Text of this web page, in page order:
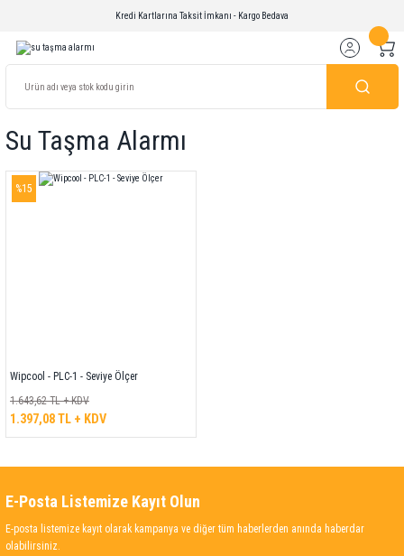
Kredi Kartlarına Taksit İmkanı - Kargo Bedava
Su Taşma Alarmı
%15
Wipcool - PLC-1 - Seviye Ölçer
1.643,62 TL + KDV
1.397,08 TL + KDV
E-Posta Listemize Kayıt Olun
E-posta listemize kayıt olarak kampanya ve diğer tüm haberlerden anında haberdar
olabilirsiniz.